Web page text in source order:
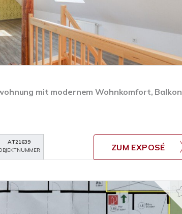
mit modernem Wohnkomfort, Balkon
AT21639
ZUM EXPOSÉ